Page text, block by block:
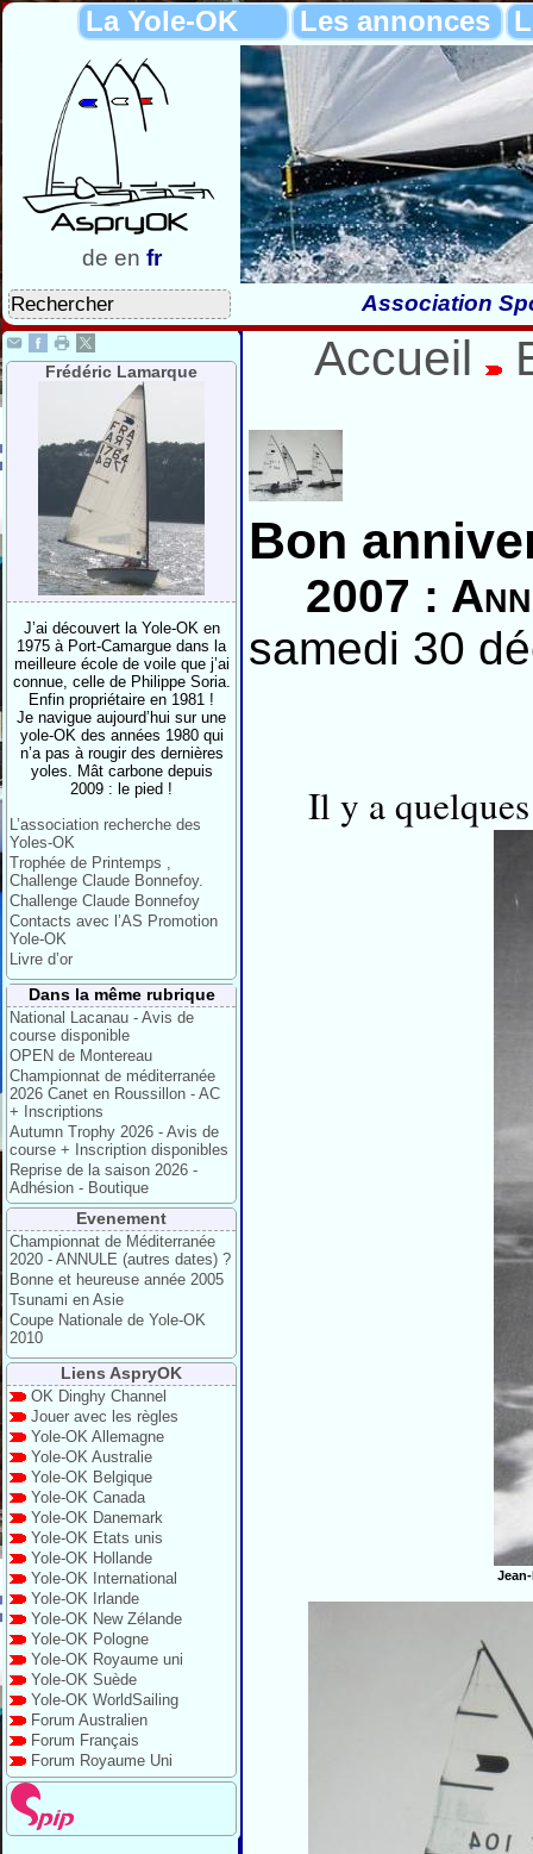
La Yole-OK Les annonces
de en fr
Association
Frédéric Lamarque
J’ai découvert la Yole-OK en
1975 à Port-Camargue dans la
meilleure école de voile que j’ai
connue, celle de Philippe Soria.
Enfin propriétaire en 1981 !
Je navigue aujourd’hui sur une
yole-OK des années 1980 qui
n’a pas à rougir des dernières
yoles. Mât carbone depuis
2009 : le pied !
L’association recherche des
Yoles-OK
Trophée de Printemps ,
Challenge Claude Bonnefoy.
Challenge Claude Bonnefoy
Contacts avec l’AS Promotion
Yole-OK
Livre d’or
Dans la même rubrique
National Lacanau - Avis de
course disponible
OPEN de Montereau
Championnat de méditerranée
2026 Canet en Roussillon - AC
+ Inscriptions
Autumn Trophy 2026 - Avis de
course + Inscription disponibles
Reprise de la saison 2026 -
Adhésion - Boutique
Evenement
Championnat de Méditerranée
2020 - ANNULE (autres dates) ?
Bonne et heureuse année 2005
Tsunami en Asie
Coupe Nationale de Yole-OK
2010
Liens AspryOK
OK Dinghy Channel
Jouer avec les règles
Yole-OK Allemagne
Yole-OK Australie
Yole-OK Belgique
Yole-OK Canada
Yole-OK Danemark
Yole-OK Etats unis
Yole-OK Hollande
Yole-OK International
Yole-OK Irlande
Yole-OK New Zélande
Yole-OK Pologne
Yole-OK Royaume uni
Yole-OK Suède
Yole-OK WorldSailing
Forum Australien
Forum Français
Forum Royaume Uni
Accueil
Bon
2007 :
samedi 30
Il y a